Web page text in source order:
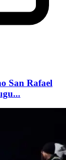
San Rafael